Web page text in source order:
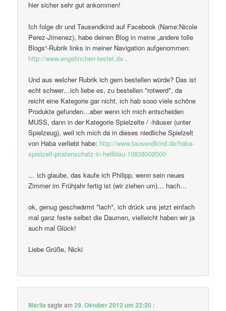
hier sicher sehr gut ankommen!
Ich folge dir und Tausendkind auf Facebook (Name:Nicole
Perez-Jimenez), habe deinen Blog in meine „andere tolle
Blogs“-Rubrik links in meiner Navigation aufgenommen:
http://www.engelinchen-testet.de .
Und aus welcher Rubrik ich gern bestellen würde? Das ist
echt schwer…ich liebe es, zu bestellen *rotwerd*, da
reicht eine Kategorie gar nicht, ich hab sooo viele schöne
Produkte gefunden…aber wenn ich mich entscheiden
MUSS, dann in der Kategorie Spielzelte / -häuser (unter
Spielzeug), weil ich mich da in dieses niedliche Spielzelt
von Haba verliebt habe: http://www.tausendkind.de/haba-
spielzelt-piratenschatz-in-hellblau-10838002000
… ich glaube, das kaufe ich Philipp, wenn sein neues
Zimmer im Frühjahr fertig ist (wir ziehen um)… hach…
ok, genug geschwärmt *lach*, ich drück uns jetzt einfach
mal ganz feste selbst die Daumen, vielleicht haben wir ja
auch mal Glück!
Liebe Grüße, Nicki
Marlia sagte am29. Oktober 2012 um 22:20 :